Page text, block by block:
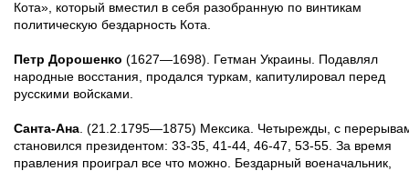
Кота», который вместил в себя разобранную по винтикам
политическую бездарность Кота.
Петр Дорошенко (1627—1698). Гетман Украины. Подавлял
народные восстания, продался туркам, капитулировал перед
русскими войсками.
Санта-Ана. (21.2.1795—1875) Мексика. Четырежды, с
становился президентом: 33-35, 41-44, 46-47, 53-55. За время
правления проиграл все что можно. Бездарный военачальник,